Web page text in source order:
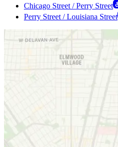
Chicago Street / Perry Street
Perry Street / Louisiana Street